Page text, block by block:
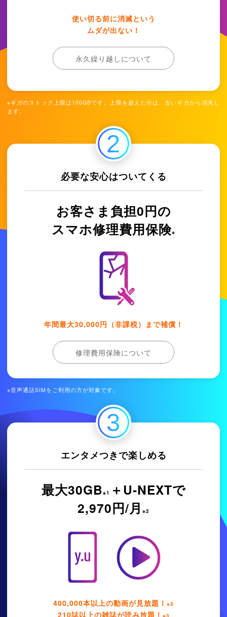
使い切る前に消滅という
ムダが出ない！
永久繰り越しについて
※ギガのストック上限は100GBです。上限を超えた分は、古いギガから消失し
ます。
2
必要な安心はついてくる
お客さま負担0円の
スマホ修理費用保険※
年間最⼤30,000円（⾮課税）まで補償！
修理費用保険について
※音声通話SIMをご利用の方が対象です。
3
エンタメつきで楽しめる
最大30GB※1
＋U-NEXTで
2,970円/月 ※2
400,000本以上の動画が見放題！ ※3
210誌以上の雑誌が読み放題！ ※3